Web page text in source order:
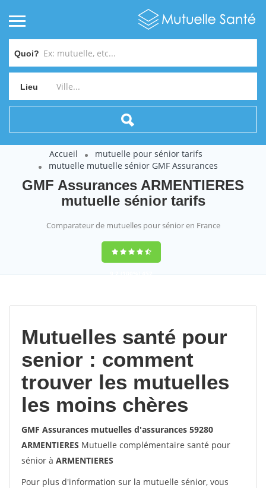
Quoi?
Lieu
Accueil
mutuelle pour sénior tarifs
mutuelle mutuelle sénior GMF Assurances
GMF Assurances ARMENTIERES
mutuelle sénior tarifs
Comparateur de mutuelles pour sénior en France
9,2(100%)452
Mutuelles santé pour
senior : comment
trouver les mutuelles
les moins chères
GMF Assurances mutuelles d'assurances 59280
ARMENTIERES Mutuelle complémentaire santé pour
sénior à ARMENTIERES
Pour plus d'information sur la mutuelle sénior, vous